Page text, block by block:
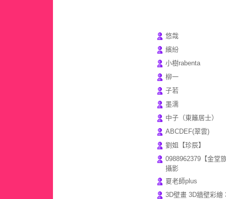
悠哉
繽紛
小樹rabenta
柳一
子若
墨濡
中子（東籬居士）
ABCDEF(翠雲)
劉姐【珍辰】
0988962379【金堂
攝影
夏老師plus
3D壁畫 3D牆壁彩繪